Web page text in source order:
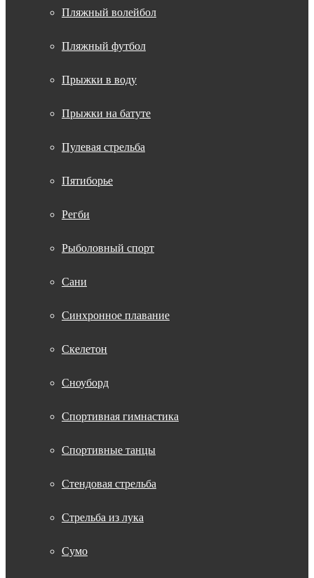
Пляжный волейбол
Пляжный футбол
Прыжки в воду
Прыжки на батуте
Пулевая стрельба
Пятиборье
Регби
Рыболовный спорт
Сани
Синхронное плавание
Скелетон
Сноуборд
Спортивная гимнастика
Спортивные танцы
Стендовая стрельба
Стрельба из лука
Сумо